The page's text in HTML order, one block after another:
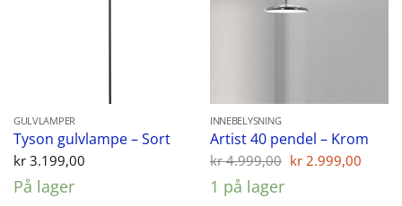
GULVLAMPER
Tyson gulvlampe – Sort
kr3.199,00
På lager
INNEBELYSNING
Artist 40 pendel – Krom
kr4.999,00 Opprinnelig
kr 2.999,00
1 på lager